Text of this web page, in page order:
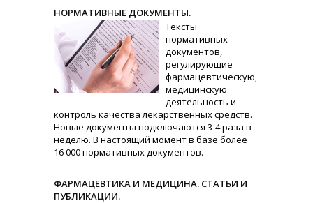
НОРМАТИВНЫЕ ДОКУМЕНТЫ.
Тексты
нормативных
документов,
регулирующие
фармацевтическую,
медицинскую
деятельность и
контроль качества лекарственных средств.
Новые документы подключаются 3-4 раза в
неделю. В настоящий момент в базе более
16 000 нормативных документов.
ФАРМАЦЕВТИКА И МЕДИЦИНА. СТАТЬИ И
ПУБЛИКАЦИИ.